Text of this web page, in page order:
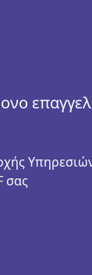
σας